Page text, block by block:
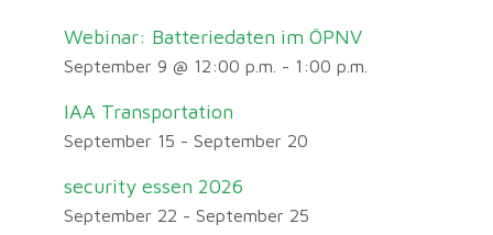
Webinar: Batteriedaten im ÖPNV
September 9 @ 12:00 p.m. - 1:00 p.m.
IAA Transportation
September 15 - September 20
security essen 2026
September 22 - September 25